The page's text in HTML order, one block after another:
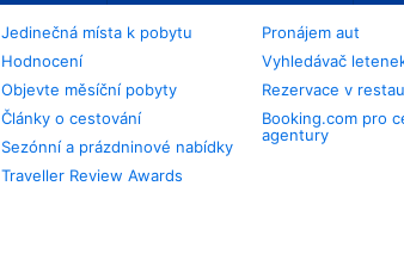
Jedinečná místa k pobytu
Hodnocení
Objevte měsíční pobyty
Články o cestování
Sezónní a prázdninové nabídky
Traveller Review Awards
Pronájem aut
Vyhledávač
Rezervace v
Booking.com pro
agentury